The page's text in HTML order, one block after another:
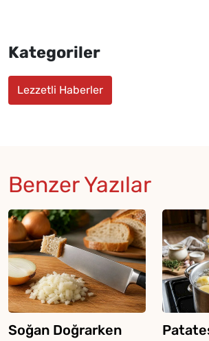
Kategoriler
Lezzetli Haberler
Benzer Yazılar
Soğan Doğrarken